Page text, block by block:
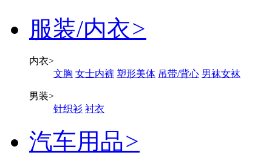
服装/内衣>
内衣>
文胸 女士内裤 塑形美体 吊带/背心 男袜女袜
男装>
针织衫 衬衣
汽车用品>